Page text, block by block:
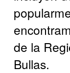
de la
Bullas.